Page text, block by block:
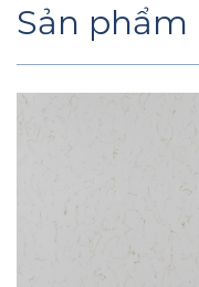
Sản phẩm